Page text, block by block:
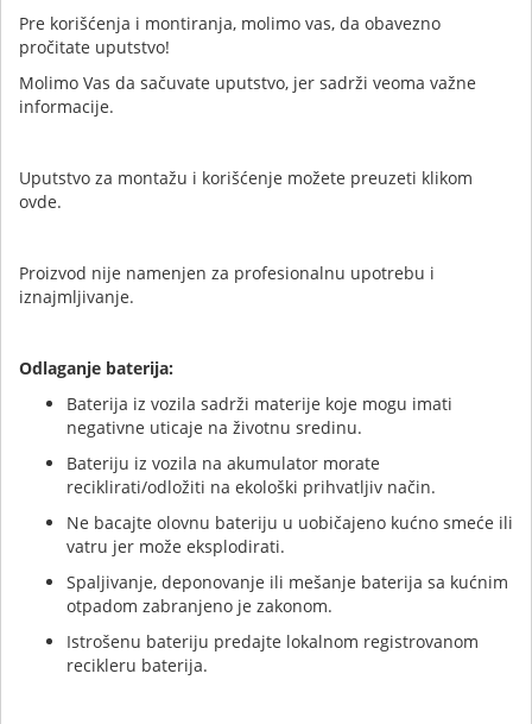
Pre korišćenja i montiranja, molimo vas, da obavezno
pročitate uputstvo!
Molimo Vas da sačuvate uputstvo, jer sadrži veoma važne
informacije.
Uputstvo za montažu i korišćenje možete preuzeti klikom
ovde.
Proizvod nije namenjen za profesionalnu upotrebu i
iznajmljivanje.
Odlaganje baterija:
Baterija iz vozila sadrži materije koje mogu imati
negativne uticaje na životnu sredinu.
Bateriju iz vozila na akumulator morate
reciklirati/odložiti na ekološki prihvatljiv način.
Ne bacajte olovnu bateriju u uobičajeno kućno smeće ili
vatru jer može eksplodirati.
Spaljivanje, deponovanje ili mešanje baterija sa kućnim
otpadom zabranjeno je zakonom.
Istrošenu bateriju predajte lokalnom registrovanom
recikleru baterija.